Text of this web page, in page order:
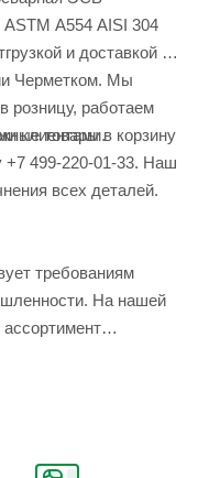
A554 AISI 304
и доставкой по
Черметком. Мы
розницу, работаем
клиентами.
товары в корзину
+7 499-220-01-33. Наш
всех деталей.
требованиям
На нашей